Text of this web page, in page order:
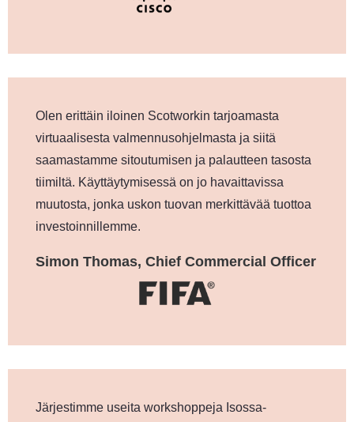
Olen erittäin iloinen Scotworkin tarjoamasta
virtuaalisesta valmennusohjelmasta ja siitä
saamastamme sitoutumisen ja palautteen tasosta
tiimiltä. Käyttäytymisessä on jo havaittavissa
muutosta, jonka uskon tuovan merkittävää tuottoa
investoinnillemme.
Simon Thomas, Chief Commercial Officer
Järjestimme useita workshoppeja Isossa-